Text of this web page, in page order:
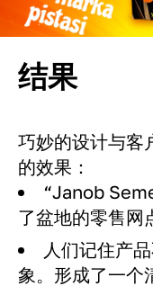
结果
巧妙的设计与客
的效果：
“Janob
了盆地的零售网
人们记住产
象。形成了一个